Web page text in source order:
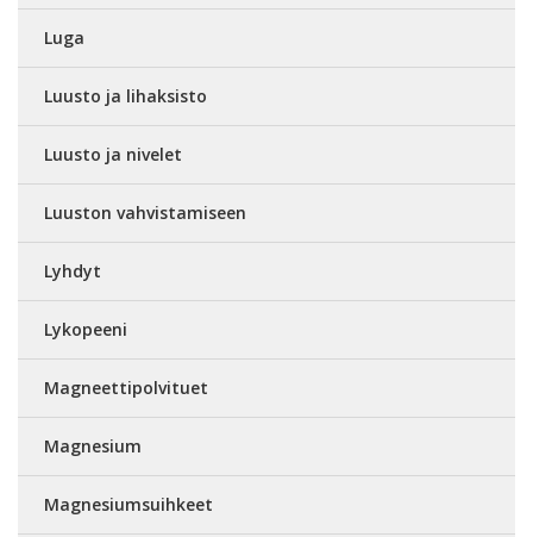
Luga
Luusto ja lihaksisto
Luusto ja nivelet
Luuston vahvistamiseen
Lyhdyt
Lykopeeni
Magneettipolvituet
Magnesium
Magnesiumsuihkeet